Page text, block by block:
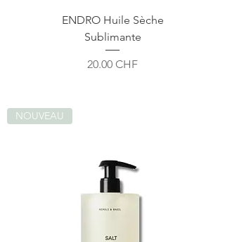
ENDRO Huile Sèche
Sublimante
Prix
20.00 CHF
NOUVEAU